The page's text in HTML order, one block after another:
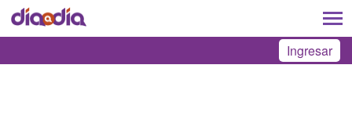
Ingresar